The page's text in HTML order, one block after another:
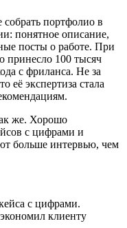
портфолио в
понятное описание,
посты о работе. При
принесло 100 тысяч
с фриланса. Не за
её экспертиза стала
же. Хорошо
с цифрами и
больше интервью, чем
с цифрами.
клиенту